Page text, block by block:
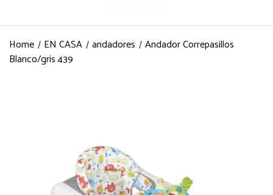
Home EN CASA andadores
Andador Correpasillos
Blanco/gris 439